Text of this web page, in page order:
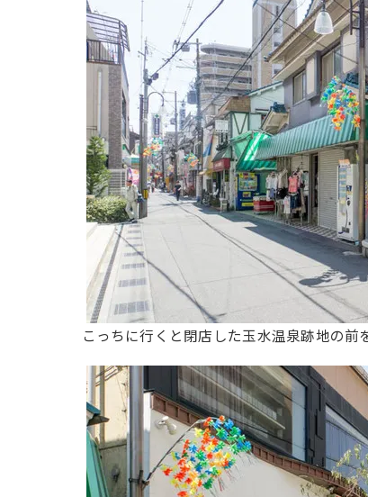
こっちに行くと閉店した玉水温泉跡地の前